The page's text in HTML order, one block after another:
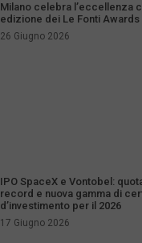
Milano celebra l’eccellenza
edizione dei Le Fonti Awards
26 Giugno 2026
IPO SpaceX e Vontobel:
record e nuova gamma di
d’investimento per il 2026
17 Giugno 2026